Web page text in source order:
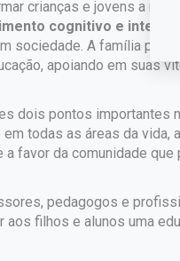
crianças e jovens a
cognitivo e
sociedade. A família por
apoiando em suas
dois pontos importantes
todas as áreas da vida,
a favor da comunidade que
pedagogos e
aos filhos e alunos uma